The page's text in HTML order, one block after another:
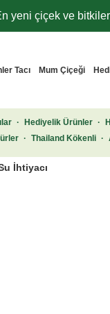
yeni çiçek ve
Tacı Mum Çiçeği
· Hediyelik Ürünler ·
· Thailand Kökenli ·
İhtiyacı